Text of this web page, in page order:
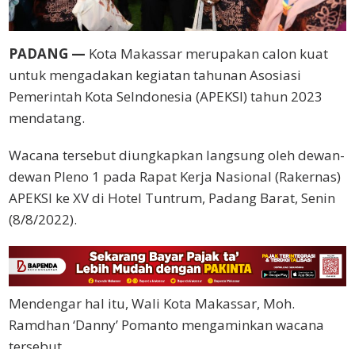
PADANG — Kota Makassar merupakan calon kuat
untuk mengadakan kegiatan tahunan Asosiasi
Pemerintah Kota SeIndonesia (APEKSI) tahun 2023
mendatang.
Wacana tersebut diungkapkan langsung oleh dewan-
dewan Pleno 1 pada Rapat Kerja Nasional (Rakernas)
APEKSI ke XV di Hotel Tuntrum, Padang Barat, Senin
(8/8/2022).
Mendengar hal itu, Wali Kota Makassar, Moh.
Ramdhan ‘Danny’ Pomanto mengaminkan wacana